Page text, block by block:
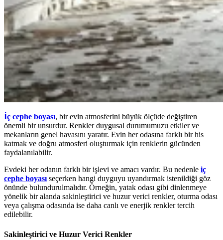
İç cephe boyası, bir evin atmosferini büyük ölçüde değiştiren
önemli bir unsurdur. Renkler duygusal durumumuzu etkiler ve
mekanların genel havasını yaratır. Evin her odasına farklı bir his
katmak ve doğru atmosferi oluşturmak için renklerin gücünden
faydalanılabilir.
Evdeki her odanın farklı bir işlevi ve amacı vardır. Bu nedenle iç
cephe boyası seçerken hangi duyguyu uyandırmak istenildiği göz
önünde bulundurulmalıdır. Örneğin, yatak odası gibi dinlenmeye
yönelik bir alanda sakinleştirici ve huzur verici renkler, oturma odası
veya çalışma odasında ise daha canlı ve enerjik renkler tercih
edilebilir.
Sakinleştirici ve Huzur Verici Renkler